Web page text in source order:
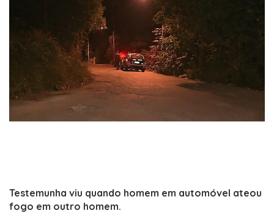
Testemunha viu quando homem em automóvel ateou
fogo em outro homem.